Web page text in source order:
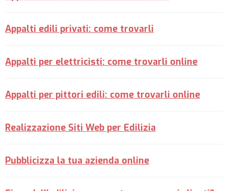
Appalti edili privati: come trovarli
Appalti per elettricisti: come trovarli online
Appalti per pittori edili: come trovarli online
Realizzazione Siti Web per Edilizia
Pubblicizza la tua azienda online